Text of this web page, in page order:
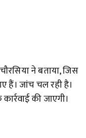
ने बताया, जिस
हैं। जांच चल रही है।
की जाएगी।